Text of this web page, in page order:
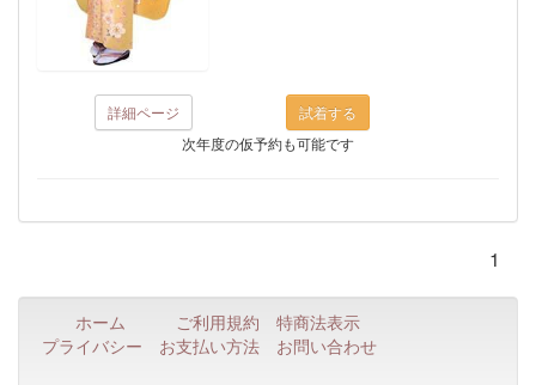
詳細ページ
次年度の仮予約も可能です
1
ホーム ご利用規約
特商法表示
プライバシー
お支払い方法 お問い合わせ